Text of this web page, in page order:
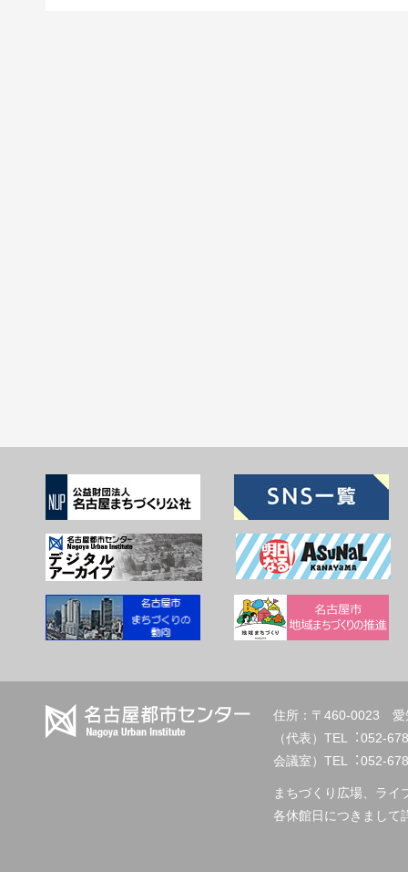
住所：〒460-0023 愛
（代表）
会議室）TEL︓052-
まちづくり広場、ライ
各休館日につきまして